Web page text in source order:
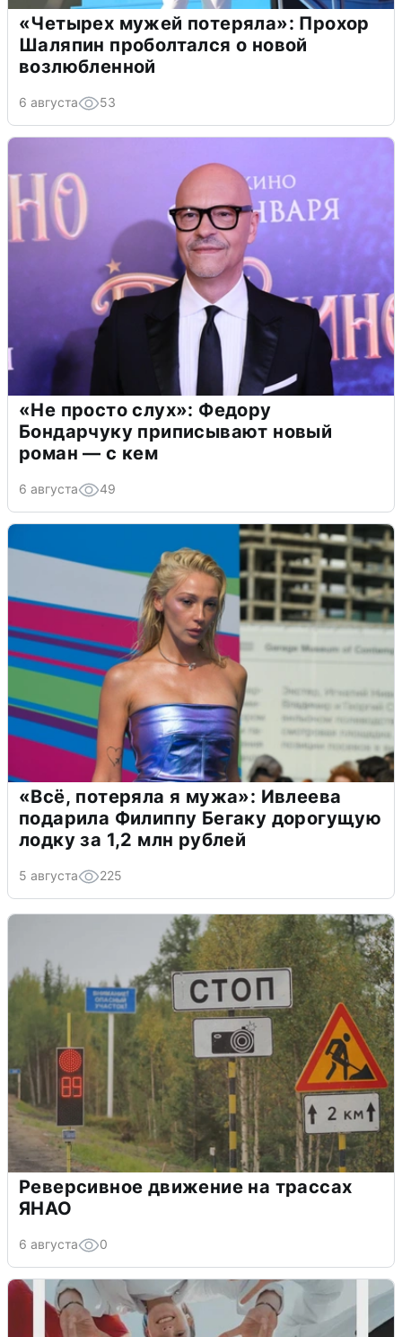
«Четырех мужей потеряла»: Прохор
Шаляпин проболтался о новой
возлюбленной
6 августа 53
«Не просто слух»: Федору
Бондарчуку приписывают новый
роман — с кем
6 августа 49
«Всё, потеряла я мужа»: Ивлеева
подарила Филиппу Бегаку дорогущую
лодку за 1,2 млн рублей
5 августа 225
Реверсивное движение на трассах
ЯНАО
6 августа 0